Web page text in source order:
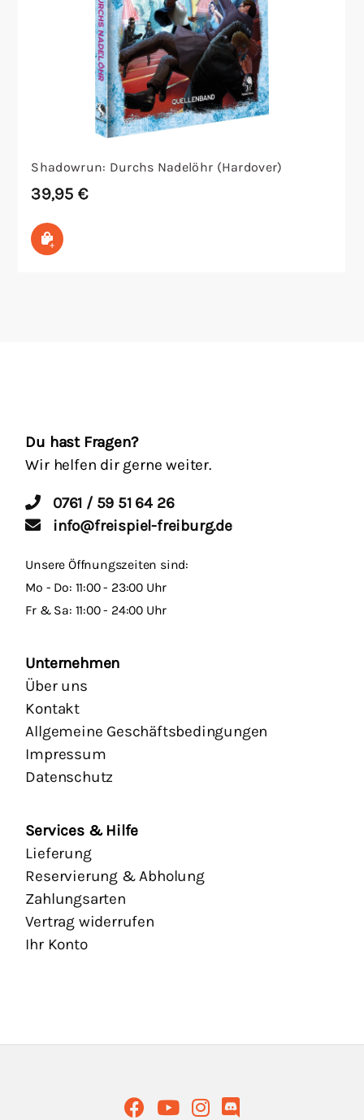
Shadowrun: Durchs Nadelöhr (Hardover)
39,95€
In den Warenkorb
Du hast Fragen?
Wir helfen dir gerne weiter.
0761 / 59 51 64 26
info@freispiel-freiburg.de
Unsere Öffnungszeiten sind:
Mo - Do: 11:00 - 23:00 Uhr
Fr & Sa: 11:00 - 24:00 Uhr
Unternehmen
Über uns
Kontakt
Allgemeine Geschäftsbedingungen
Impressum
Datenschutz
Services & Hilfe
Lieferung
Reservierung & Abholung
Zahlungsarten
Vertrag widerrufen
Ihr Konto